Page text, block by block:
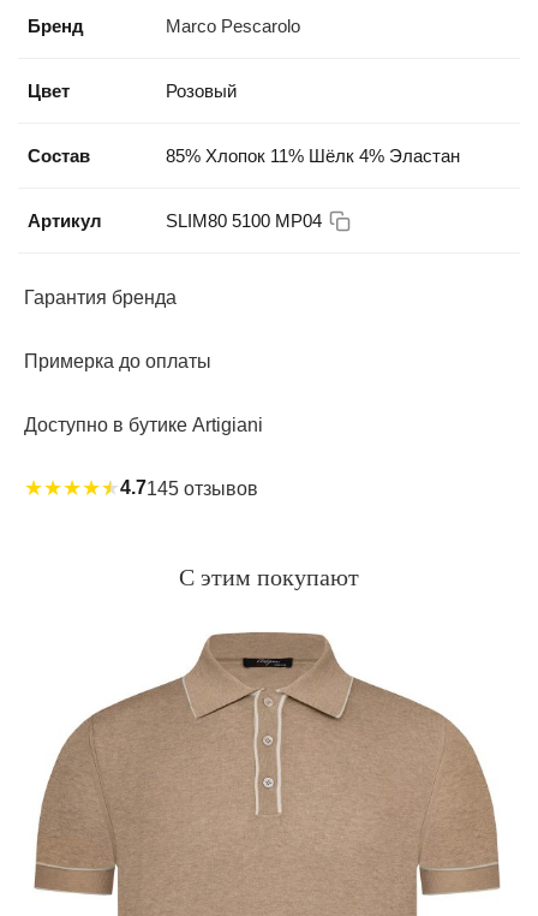
Анной Де Маттеис. Именно мастерам Marco Pescarolo
— один из символов итальянской высокой моды.
Неаполя.
Бренд Marco Pescarolo
Цвет Розовый
Состав 85% Хлопок 11% Шёлк 4% Эластан
Артикул SLIM80 5100 MP04
Гарантия бренда
Примерка до оплаты
Доступно в бутике Artigiani
★★★★★4.7145 отзывов
С этим покупают